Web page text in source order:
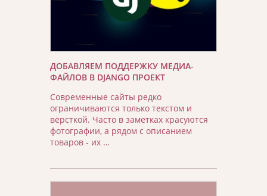
ДОБАВЛЯЕМ ПОДДЕРЖКУ МЕДИА-
ФАЙЛОВ В DJANGO ПРОЕКТ
Современные сайты редко
ограничиваются только текстом и
вёрсткой. Часто в заметках красуются
фотографии, а рядом с описанием
товаров - их …